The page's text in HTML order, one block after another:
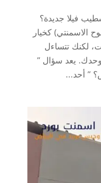
فيلا جديدة؟
الاسمنتي) كخيار
لكنك تتساءل
وحدك. يعد سؤال ”
” أحد...